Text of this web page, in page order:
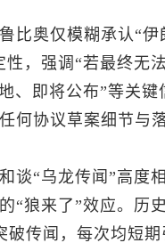
比奥仅模糊承认“
，强调“若最终无
、即将公布”等关键
何协议草案细节与
谈“乌龙传闻”高度
“狼来了”效应。历
破传闻，每次均短